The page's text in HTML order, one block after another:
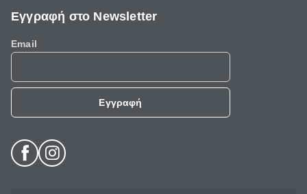
Εγγραφή στο Newsletter
Email
Εγγραφή